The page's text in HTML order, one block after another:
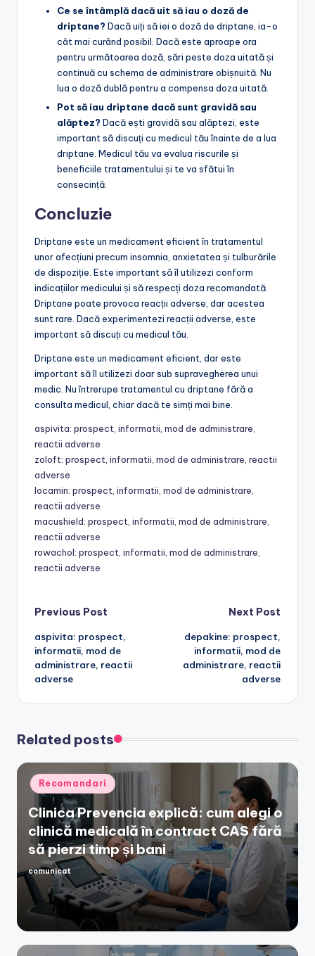
Ce se întâmplă dacă uit să iau o doză de
driptane? Dacă uiți să iei o doză de driptane, ia-o
cât mai curând posibil. Dacă este aproape ora
pentru următoarea doză, sări peste doza uitată și
continuă cu schema de administrare obișnuită. Nu
lua o doză dublă pentru a compensa doza uitată.
Pot să iau driptane dacă sunt gravidă sau
alăptez? Dacă ești gravidă sau alăptezi, este
important să discuți cu medicul tău înainte de a lua
driptane. Medicul tău va evalua riscurile și
beneficiile tratamentului și te va sfătui în
consecință.
Concluzie
Driptane este un medicament eficient în tratamentul
unor afecțiuni precum insomnia, anxietatea și tulburările
de dispoziție. Este important să îl utilizezi conform
indicațiilor medicului și să respecți doza recomandată.
Driptane poate provoca reacții adverse, dar acestea
sunt rare. Dacă experimentezi reacții adverse, este
important să discuți cu medicul tău.
Driptane este un medicament eficient, dar este
important să îl utilizezi doar sub supravegherea unui
medic. Nu întrerupe tratamentul cu driptane fără a
consulta medicul, chiar dacă te simți mai bine.
aspivita: prospect, informatii, mod de administrare,
reactii adverse
zoloft: prospect, informatii, mod de administrare, reactii
adverse
locamin: prospect, informatii, mod de administrare,
reactii adverse
macushield: prospect, informatii, mod de administrare,
reactii adverse
rowachol: prospect, informatii, mod de administrare,
reactii adverse
Post
navigation
Previous Post
aspivita: prospect,
informatii, mod de
administrare, reactii
adverse
Next Post
depakine: prospect,
informatii, mod de
administrare, reactii
adverse
Related posts
Posted
in
Recomandari
Clinica Prevencia explică: cum alegi o
clinică medicală în contract CAS fără
să pierzi timp și bani
Posted
by
comunicat